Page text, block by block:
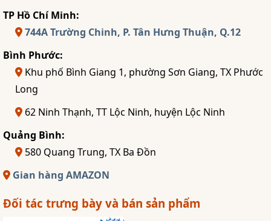
TP Hồ Chí Minh:
744A Trường Chinh, P. Tân Hưng Thuận, Q.12
Bình Phước:
Khu phố Bình Giang 1, phường Sơn Giang, TX Phước
Long
62 Ninh Thạnh, TT Lộc Ninh, huyện Lộc Ninh
Quảng Bình:
580 Quang Trung, TX Ba Đồn
Gian hàng AMAZON
Đối tác trưng bày và bán sản phẩm